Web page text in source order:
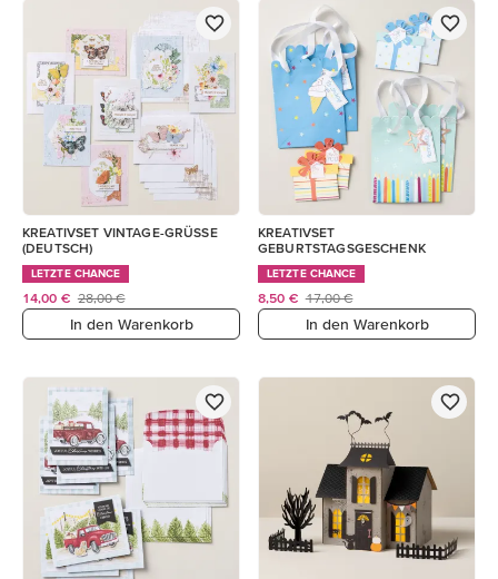
KREATIVSET VINTAGE-GRÜSSE
(DEUTSCH)
LETZTE CHANCE
14,00 € 28,00 €
In den Warenkorb
KREATIVSET
GEBURTSTAGSGESCHENK
LETZTE CHANCE
8,50 € 17,00 €
In den Warenkorb